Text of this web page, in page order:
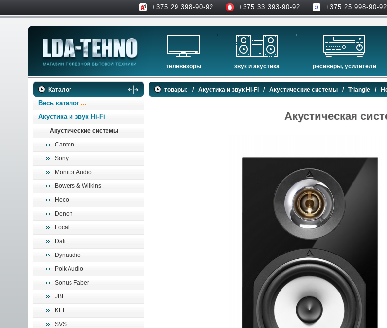
+375 29 398-90-92 +375 33 393-90-92 +375 25 998-90-92
телевизоры
телевизоры
аксессуары для тв
звук и акустика
hi-fi акустика
музыкальные центры
звуковые проекторы
звуковые панели
шумоизоляция
ресиверы, усилители
проекторы
экраны для проекторов
преобразователи,
Каталог
Весь каталог
Акустика и звук Hi-Fi
Акустические системы
Canton
Sony
Monitor Audio
Bowers & Wilkins
Heco
Denon
Focal
Dali
Dynaudio
Polk Audio
Sonus Faber
JBL
KEF
SVS
товары: / Акустика и звук Hi-Fi / Акустические системы / Triangle /
Акустическая